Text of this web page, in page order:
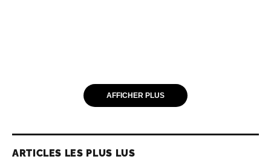
AFFICHER PLUS
ARTICLES LES PLUS LUS